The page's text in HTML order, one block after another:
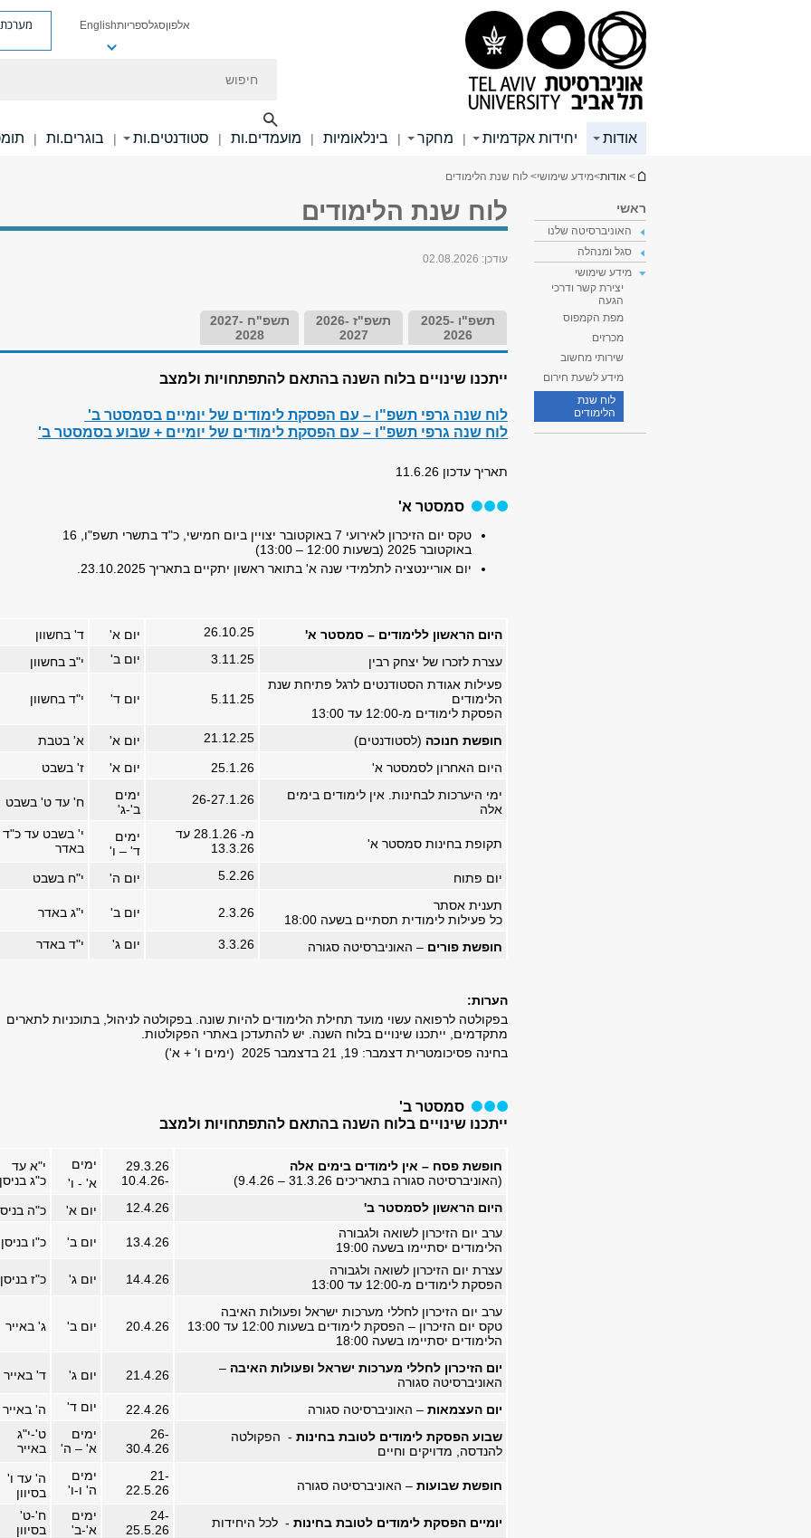
אלפוןסגלספריותEnglish מערכת
אודות יחידות אקדמיות | מחקר | בינלאומיות | מועמדים.ות | סטודנטים.ות | בוגרים.ות |
הינך נמצא כאן
> אודות>מידע שימושי> לוח שנת הלימודים
ראשי
האוניברסיטה שלנו
סגל ומנהלה
מידע שימושי
יצירת קשר ודרכי
הגעה
מפת הקמפוס
מכרזים
שירותי מחשוב
מידע לשעת חירום
לוח שנת
הלימודים
לוח שנת הלימודים
עודכן: 02.08.2026
תשפ"ו 2025-
2026
תשפ"ז 2026-
2027
תשפ"ח 2027-
2028
ייתכנו שינויים בלוח השנה בהתאם להתפתחויות ולמצב
לוח שנה גרפי תשפ"ו – עם הפסקת לימודים של יומיים בסמסטר ב'
לוח שנה גרפי תשפ"ו – עם הפסקת לימודים של יומיים + שבוע בסמסטר ב'
תאריך עדכון 11.6.26
סמסטר א'
טקס יום הזיכרון לאירועי 7 באוקטובר יצויין ביום חמישי, כ"ד בתשרי תשפ"ו, 16
באוקטובר 2025 (בשעות 12:00 – 13:00)
יום אוריינטציה לתלמידי שנה א' בתואר ראשון יתקיים בתאריך 23.10.2025.
היום הראשון ללימודים – סמסטר א' 26.10.25 יום א'
ד' בחשוון
עצרת לזכרו של יצחק רבין
3.11.25 יום ב'
י"ב בחשוון
פעילות אגודת הסטודנטים לרגל פתיחת שנת
הלימודים
הפסקת לימודים מ-12:00 עד 13:00
5.11.25 יום ד' י"ד בחשוון
חופשת חנוכה (לסטודנטים) 21.12.25 יום א'
א' בטבת
היום האחרון לסמסטר א'
25.1.26 יום א'
ז' בשבט
ימי היערכות לבחינות. אין לימודים בימים
אלה
26-27.1.26
ימים
ב'-ג'
ח' עד ט' בשבט
תקופת בחינות סמסטר א'
מ- 28.1.26 עד
13.3.26
ימים
ד' – ו'
י' בשבט עד כ"ד
באדר
יום פתוח 5.2.26 יום ה'
י"ח בשבט
תענית אסתר
כל פעילות לימודית תסתיים בשעה 18:00
2.3.26 יום ב' י"ג באדר
חופשת פורים – האוניברסיטה סגורה 3.3.26 יום ג' י"ד באדר
הערות:
בפקולטה לרפואה עשוי מועד תחילת הלימודים להיות שונה. בפקולטה לניהול, בתוכניות לתארים
מתקדמים, ייתכנו שינויים בלוח השנה. יש להתעדכן באתרי הפקולטות.
בחינה פסיכומטרית דצמבר: 19, 21 בדצמבר 2025 (ימים ו' + א')
סמסטר ב'
ייתכנו שינויים בלוח השנה בהתאם להתפתחויות ולמצב
חופשת פסח – אין לימודים בימים אלה
(האוניברסיטה סגורה בתאריכים 31.3.26 – 9.4.26)
29.3.26
-10.4.26
ימים
א' - ו'
י"א עד
כ"ג בניסן
היום הראשון לסמסטר ב'
12.4.26 יום א'
כ"ה
ערב יום הזיכרון לשואה ולגבורה
הלימודים יסתיימו בשעה 19:00
13.4.26 יום ב'
כ"ו בניסן
עצרת יום הזיכרון לשואה ולגבורה
הפסקת לימודים מ-12:00 עד 13:00
14.4.26 יום ג' כ"ז בניסן
ערב יום הזיכרון לחללי מערכות ישראל ופעולות האיבה
טקס יום הזיכרון – הפסקת לימודים בשעות 12:00 עד 13:00
הלימודים יסתיימו בשעה 18:00
20.4.26 יום ב' ג' באייר
יום הזיכרון לחללי מערכות ישראל ופעולות האיבה –
האוניברסיטה סגורה
21.4.26 יום ג' ד' באייר
יום העצמאות – האוניברסיטה סגורה 22.4.26 יום ד'
ה' באייר
שבוע הפסקת לימודים לטובת בחינות - הפקולטה
להנדסה, מדויקים וחיים
26-
30.4.26
ימים
א' – ה'
ט'-י"ג
באייר
חופשת שבועות – האוניברסיטה סגורה
21-
22.5.26
ימים
ה' ו-ו'
ה' עד ו'
בסיוון
יומיים הפסקת לימודים לטובת בחינות - לכל היחידות
24-
25.5.26
ימים
א'-ב'
ח'-ט'
בסיוון